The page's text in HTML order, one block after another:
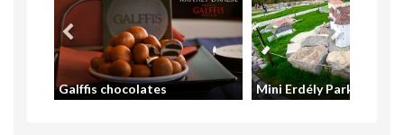
Galffis chocolates
Mini Erdély Park